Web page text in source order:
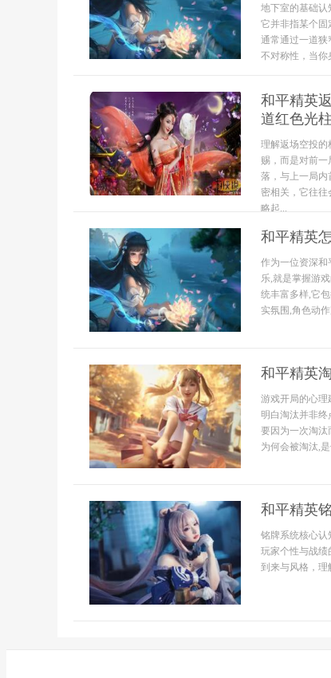
地下室的基础认
它并非指某个固
通常通过一道狭
不对称性，当你
和平精英
道红色光
理解返场空投的
赐，而是对前
落，与上一局内
密相关，它往
略起...
和平精英
作为一位资深和
乐,就是掌握游
统丰富多样,它
实氛围,角色动
和平精英
游戏开局的心理
明白淘汰并非
要因为一次淘汰
为何会被淘汰,
和平精英
铭牌系统核心认
玩家个性与战绩
到来与风格，理